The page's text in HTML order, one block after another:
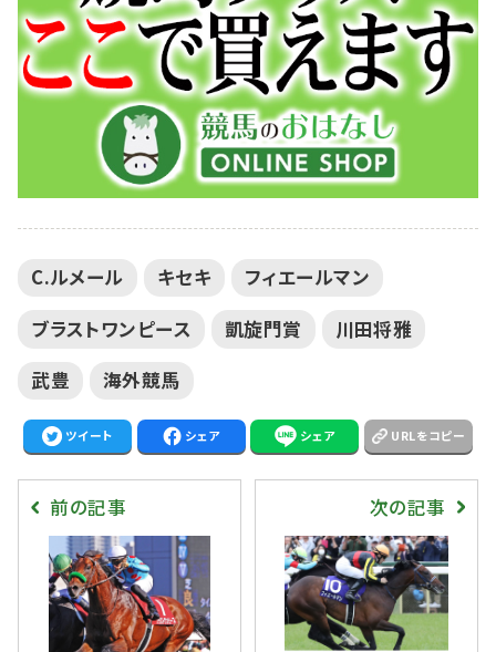
C.ルメール キセキ
フィエールマン
ブラストワンピース
凱旋門賞
川田将雅
武豊
海外競馬
ツイート シェア シェア URLをコピー
前の記事 次の記事